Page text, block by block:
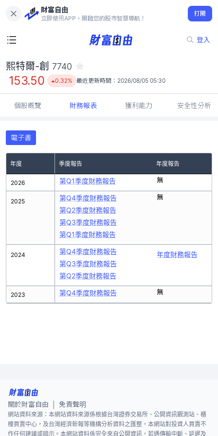
財富自由
立即使用APP，開啟您的股市智慧導航！
打開
登入
153.50
0.32%
熙特爾-創 7740
153.50 0.32% 最近更新時間： 2026/08/05 05:30
個股概覽 財務報表 獲利能力 安全性分析
電子書
年度 季度報告 年度報告
2026
2025
2024
2023
第Q1季度財務報告 無
第Q4季度財務報告
第Q2季度財務報告
第Q3季度財務報告
第Q1季度財務報告
無
第Q4季度財務報告
第Q3季度財務報告
第Q2季度財務報告
年度財務報告
第Q4季度財務報告 無
關於財富自由 免責聲明
網站資料來源：本網站資料來源係根據台灣證券交易所、公開資訊觀測站、櫃
檯買賣中心，及台灣經濟新報等機構分析資料之匯整，本網站對投資人買賣不
作任何建議或暗示。本網站資料係完全來自公開資訊，若遇傳輸中斷、延遲及